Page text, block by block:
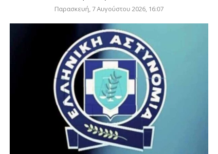
Παρασκευή, 7 Αυγούστου 2026, 16:07